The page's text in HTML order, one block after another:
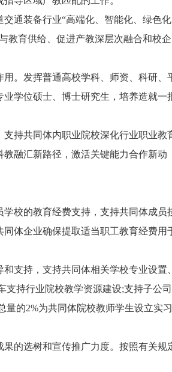
通装备行业“高端化、智能化、绿色化
教育供给、促进产教深层次融合和校
。发挥普通高校学科、师资、科研、
学位硕士、博士研究生，培养造就一
持共同体内职业院校深化行业职业教
融汇新路径，激活关键能力合作新动
校的教育经费支持，支持共同体成员
体企业确保提取适当职工教育经费用
支持，支持共同体相关学校专业设置、
支持行业院校教学资源建设;支持子公
的2%为共同体院校教师学生设立实习
的选树和宣传推广力度。按照有关规